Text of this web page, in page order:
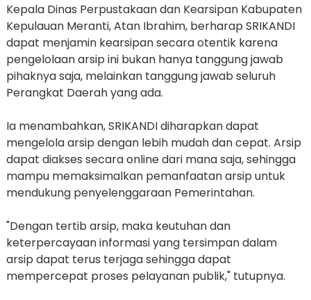
Kepala Dinas Perpustakaan dan Kearsipan Kabupaten
Kepulauan Meranti, Atan Ibrahim, berharap SRIKANDI
dapat menjamin kearsipan secara otentik karena
pengelolaan arsip ini bukan hanya tanggung jawab
pihaknya saja, melainkan tanggung jawab seluruh
Perangkat Daerah yang ada.
Ia menambahkan, SRIKANDI diharapkan dapat
mengelola arsip dengan lebih mudah dan cepat. Arsip
dapat diakses secara online dari mana saja, sehingga
mampu memaksimalkan pemanfaatan arsip untuk
mendukung penyelenggaraan Pemerintahan.
"Dengan tertib arsip, maka keutuhan dan
keterpercayaan informasi yang tersimpan dalam
arsip dapat terus terjaga sehingga dapat
mempercepat proses pelayanan publik," tutupnya.